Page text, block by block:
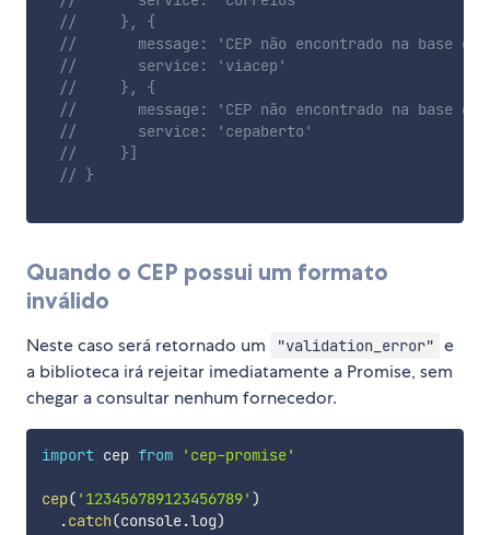
//     }, {
//       message: 'CEP não encontrado na base do
//       service: 'viacep'
//     }, {
//       message: 'CEP não encontrado na base do
//       service: 'cepaberto'
//     }]
// }
Quando o CEP possui um formato
inválido
Neste caso será retornado um "validation_error" e
a biblioteca irá rejeitar imediatamente a Promise, sem
chegar a consultar nenhum fornecedor.
import cep from 'cep-promise'
cep( '123456789123456789' )
.catch(console.log)